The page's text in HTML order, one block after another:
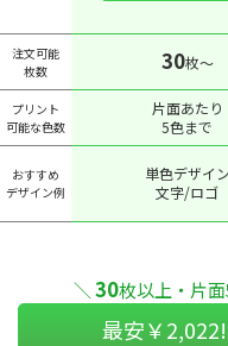
注文可能
枚数
30枚〜
プリント
可能な色数
片面あたり
5色まで
おすすめ
デザイン例
単色デザイン
文字/ロゴ
＼ 30枚以上・片
最安￥2,022